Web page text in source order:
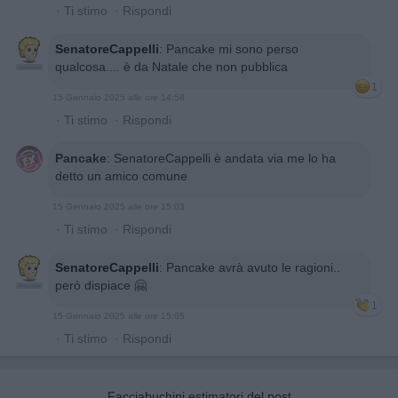
· Ti stimo · Rispondi
SenatoreCappelli: Pancake mi sono perso
qualcosa.... è da Natale che non pubblica
1
15 Gennaio 2025 alle ore 14:58
· Ti stimo · Rispondi
Pancake: SenatoreCappelli è andata via me lo ha
detto un amico comune
15 Gennaio 2025 alle ore 15:03
· Ti stimo · Rispondi
SenatoreCappelli: Pancake avrà avuto le ragioni..
però dispiace 🤗
1
15 Gennaio 2025 alle ore 15:05
· Ti stimo · Rispondi